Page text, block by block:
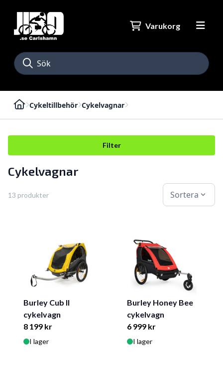
Varukorg
Cykeltillbehör Cykelvagnar
Filter
Cykelvagnar
13 produkter Sortera expand_more
Burley Cub ll
cykelvagn
8 199 kr
I lager
Burley Honey Bee
cykelvagn
6 999 kr
I lager